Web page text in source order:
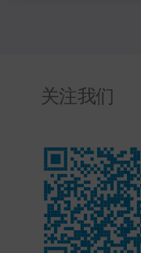
关注我们